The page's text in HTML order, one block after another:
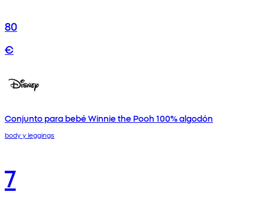
80
€
Conjunto para bebé Winnie the Pooh 100% algodón
body y leggings
7